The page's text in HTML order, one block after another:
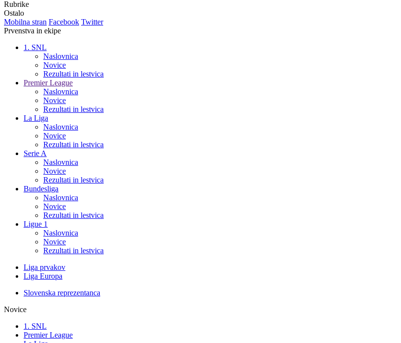
Rubrike
Ostalo
Mobilna stran Facebook Twitter
Prvenstva in ekipe
1. SNL
Naslovnica
Novice
Rezultati in lestvica
Premier League
Naslovnica
Novice
Rezultati in lestvica
La Liga
Naslovnica
Novice
Rezultati in lestvica
Serie A
Naslovnica
Novice
Rezultati in lestvica
Bundesliga
Naslovnica
Novice
Rezultati in lestvica
Ligue 1
Naslovnica
Novice
Rezultati in lestvica
Liga prvakov
Liga Europa
Slovenska reprezentanca
Novice
1. SNL
Premier League